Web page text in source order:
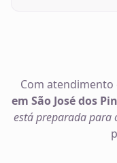
Com
em São José dos
está preparada para